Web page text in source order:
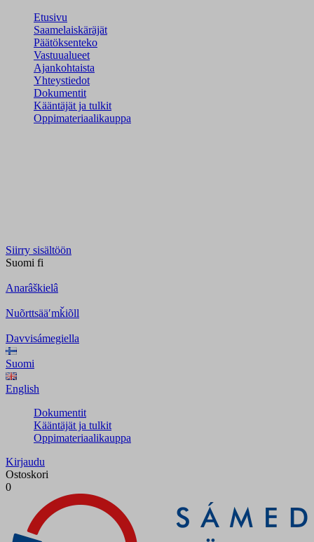
Etusivu
Saamelaiskäräjät
Päätöksenteko
Vastuualueet
Ajankohtaista
Yhteystiedot
Dokumentit
Kääntäjät ja tulkit
Oppimateriaalikauppa
Siirry sisältöön
Suomi fi
Anarâškielâ
Nuõrttsääʹmǩiõll
Davvisámegiella
Suomi
English
Dokumentit
Kääntäjät ja tulkit
Oppimateriaalikauppa
Kirjaudu
Ostoskori
0